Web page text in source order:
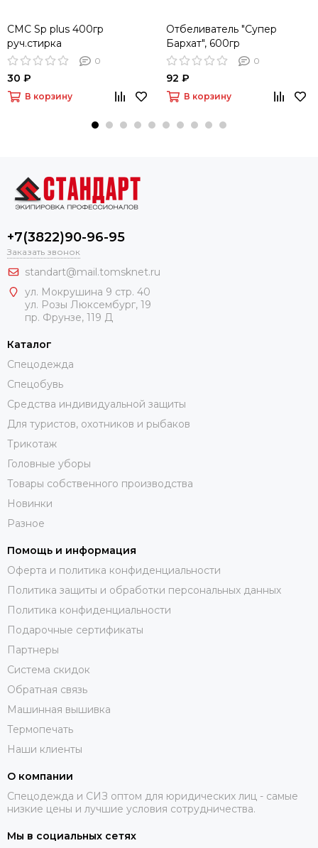
СМС Sp plus 400гр
руч.стирка
0
30 ₽
В корзину
Отбеливатель "Супер
Бархат", 600гр
0
92 ₽
В корзину
+7(3822)90-96-95
Заказать звонок
standart@mail.tomsknet.ru
ул. Мокрушина 9 стр. 40
ул. Розы Люксембург, 19
пр. Фрунзе, 119 Д
Каталог
Спецодежда
Спецобувь
Средства индивидуальной защиты
Для туристов, охотников и рыбаков
Трикотаж
Головные уборы
Товары собственного производства
Новинки
Разное
Помощь и информация
Оферта и политика конфиденциальности
Политика защиты и обработки персональных данных
Политика конфиденциальности
Подарочные сертификаты
Партнеры
Система скидок
Обратная связь
Машинная вышивка
Термопечать
Наши клиенты
О компании
Спецодежда и СИЗ оптом для юридических лиц - самые
низкие цены и лучшие условия сотрудничества.
Мы в социальных сетях